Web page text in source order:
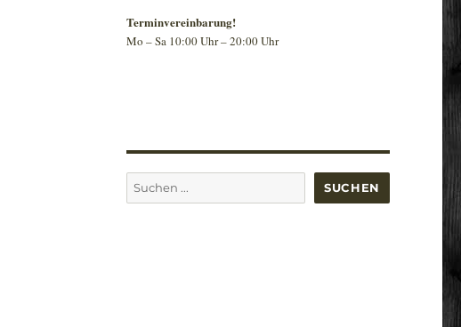
Terminvereinbarung!
Mo – Sa 10:00 Uhr – 20:00 Uhr
Suchen SUCHEN